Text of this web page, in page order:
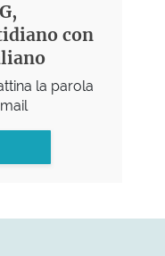
con
la parola